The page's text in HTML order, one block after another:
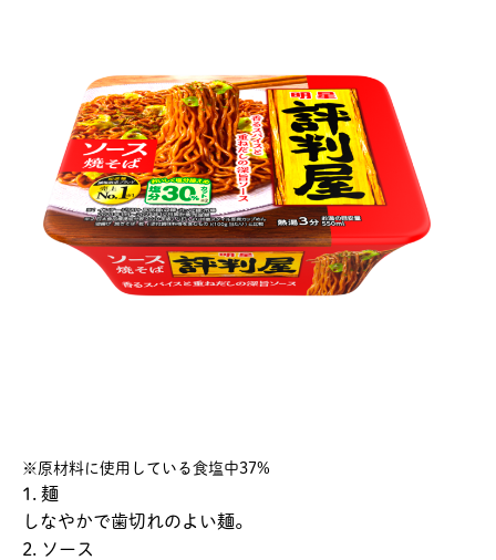
※原材料に使用している食塩中37%
1. 麺
しなやかで歯切れのよい麺。
2. ソース